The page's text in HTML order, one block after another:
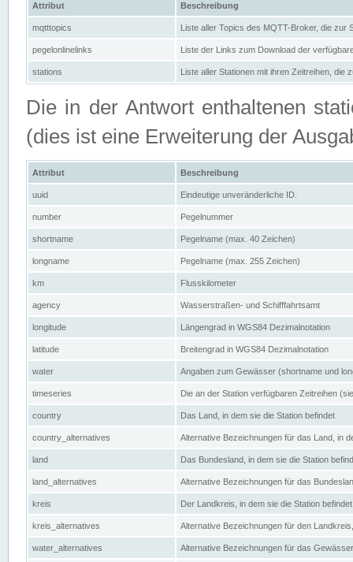
Attribut Beschreibung
mqtttopics Liste aller Topics des MQTT-Broker, die zur
pegelonlinelinks Liste der Links zum Download der
stations Liste aller Stationen mit ihren Zeitreihen, die
Die in der Antwort enthaltenen
(dies ist eine Erweiterung der
Attribut Beschreibung
uuid Eindeutige unveränderliche ID.
number Pegelnummer
shortname Pegelname (max. 40 Zeichen)
longname Pegelname (max. 255 Zeichen)
km Flusskilometer
agency Wasserstraßen- und Schifffahrtsamt
longitude Längengrad in WGS84 Dezimalnotation
latitude Breitengrad in WGS84 Dezimalnotation
water Angaben zum Gewässer (shortname und
timeseries Die an der Station verfügbaren Zeitreihen
country Das Land, in dem sie die Station befindet
country_alternatives Alternative Bezeichnungen für das Land, in
land Das Bundesland, in dem sie die Station
land_alternatives Alternative Bezeichnungen für das
kreis Der Landkreis, in dem sie die Station befindet
kreis_alternatives Alternative Bezeichnungen für den
water_alternatives Alternative Bezeichnungen für das